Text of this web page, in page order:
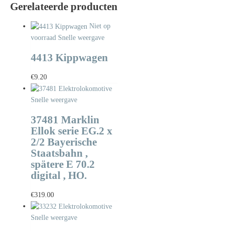
Gerelateerde producten
Niet op
voorraad Snelle weergave
4413 Kippwagen
€9.20
Snelle weergave
37481 Marklin
Ellok serie EG.2 x
2/2 Bayerische
Staatsbahn ,
spätere E 70.2
digital , HO.
€319.00
Snelle weergave